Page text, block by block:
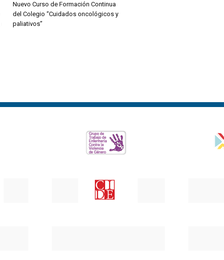
Nuevo Curso de Formación Continua
del Colegio “Cuidados oncológicos y
paliativos”